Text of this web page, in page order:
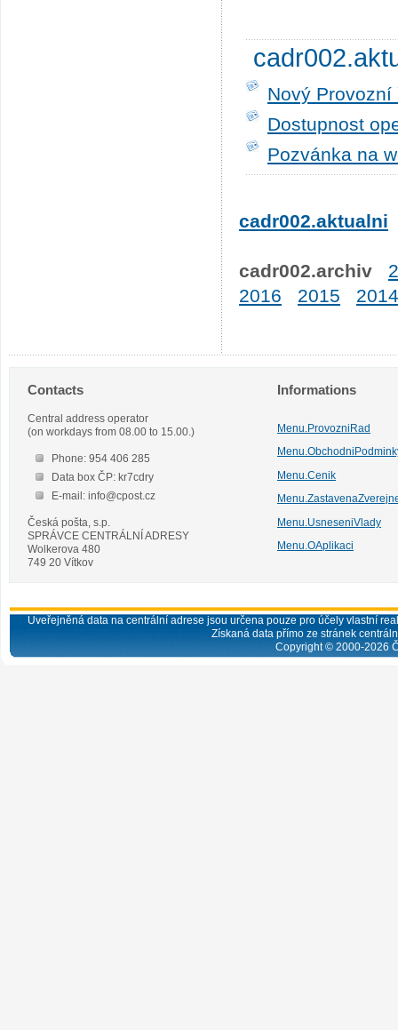
Nový
Dostupnost
Pozvánka na
cadr002.aktualni
cadr002.archiv
2016
2015 2014
Contacts
Central address operator
(on workdays from 08.00 to 15.00.)
Phone: 954 406 285
Data box ČP: kr7cdry
E-mail: info@cpost.cz
Česká pošta, s.p.
SPRÁVCE CENTRÁLNÍ ADRESY
Wolkerova 480
749 20 Vítkov
Informations
Menu.ProvozniRad
Menu.Cenik
Menu.UsneseniVlady
Menu.OAplikaci
Uveřejněná data na centrální adrese jsou určena pouze pro účely vlastní
Získaná data přímo ze stránek
Copyright © 2000-2026